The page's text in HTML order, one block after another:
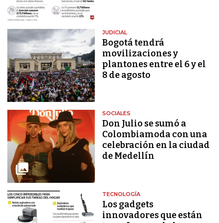
JUDICIAL
Bogotá tendrá
movilizaciones y
plantones entre el 6 y el
8 de agosto
SOCIALES
Don Julio se sumó a
Colombiamoda con una
celebración en la ciudad
de Medellín
TECNOLOGÍA
Los gadgets
innovadores que están